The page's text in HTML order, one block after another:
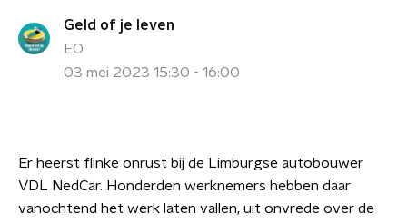
Geld of je leven
EO
03 mei 2023 15:30 - 16:00
Er heerst flinke onrust bij de Limburgse autobouwer
VDL NedCar. Honderden werknemers hebben daar
vanochtend het werk laten vallen, uit onvrede over de